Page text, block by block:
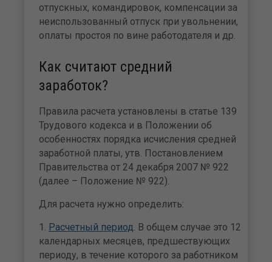
отпускных, командировок, компенсации за
неиспользованный отпуск при увольнении,
оплаты простоя по вине работодателя и др.
Как считают средний
заработок?
Правила расчета установлены в статье 139
Трудового кодекса и в Положении об
особенностях порядка исчисления средней
заработной платы, утв. Постановлением
Правительства от 24 декабря 2007 № 922
(далее – Положение № 922).
Для расчета нужно определить:
1. Расчетный период . В общем случае это 12
календарных месяцев, предшествующих
периоду, в течение которого за работником